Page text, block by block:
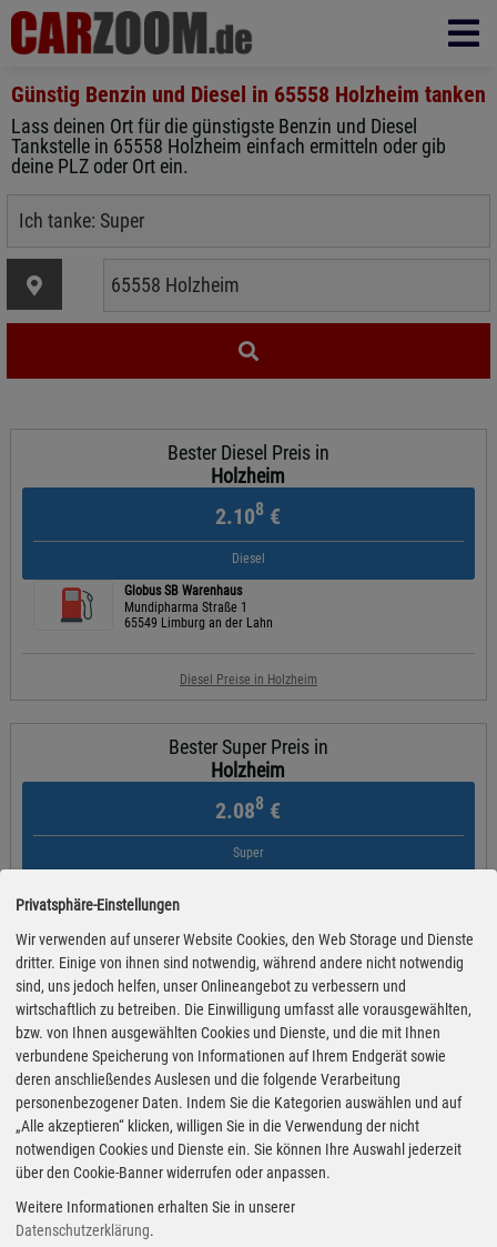
Günstig Benzin und Diesel in 65558 Holzheim tanken
Lass deinen Ort für die günstigste Benzin und Diesel
Tankstelle in 65558 Holzheim einfach ermitteln oder gib
deine PLZ oder Ort ein.
Bester Diesel Preis in
Holzheim
2.108 €
Diesel
Globus SB Warenhaus
Mundipharma Straße 1
65549 Limburg an der Lahn
Diesel Preise in Holzheim
Bester Super Preis in
Holzheim
2.088 €
Super
Mundipharma Straße 1
65549 Limburg an der Lahn
Super Preise in Holzheim
Bester Super E10 Preis in
Holzheim
2.028€
Super E10
Globus SB Warenhaus
65549 Limburg an der Lahn
Privatsphäre-Einstellungen
Wir verwenden auf unserer Website Cookies, den Web Storage und Dienste
dritter. Einige von ihnen sind notwendig, während andere nicht notwendig
sind, uns jedoch helfen, unser Onlineangebot zu verbessern und
wirtschaftlich zu betreiben. Die Einwilligung umfasst alle vorausgewählten,
bzw. von Ihnen ausgewählten Cookies und Dienste, und die mit Ihnen
verbundene Speicherung von Informationen auf Ihrem Endgerät sowie
deren anschließendes Auslesen und die folgende Verarbeitung
personenbezogener Daten. Indem Sie die Kategorien auswählen und auf
„Alle akzeptieren“ klicken, willigen Sie in die Verwendung der nicht
notwendigen Cookies und Dienste ein. Sie können Ihre Auswahl jederzeit
über den Cookie-Banner widerrufen oder anpassen.
Weitere Informationen erhalten Sie in unserer
Datenschutzerklärung.